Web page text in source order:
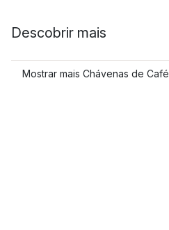
Descobrir mais
Mostrar mais Chávenas de Café